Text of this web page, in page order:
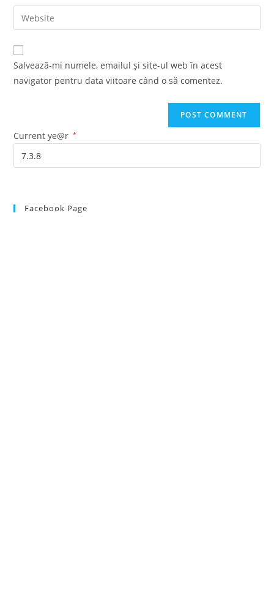
comment
email
address
comment
Enter
your
website
URL
Salvează-mi numele, emailul și site-ul web în acest
navigator pentru data viitoare când o să comentez.
Current ye@r *
Facebook Page